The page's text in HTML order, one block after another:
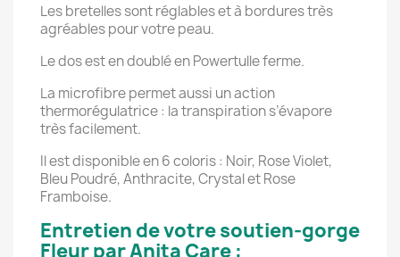
Les bretelles sont réglables et à bordures très
agréables pour votre peau.
Le dos est en doublé en Powertulle ferme.
La microfibre permet aussi un action
thermorégulatrice : la transpiration s’évapore
très facilement.
Il est disponible en 6 coloris : Noir, Rose Violet,
Bleu Poudré, Anthracite, Crystal et Rose
Framboise.
Entretien de votre soutien-gorge
Fleur par Anita Care :